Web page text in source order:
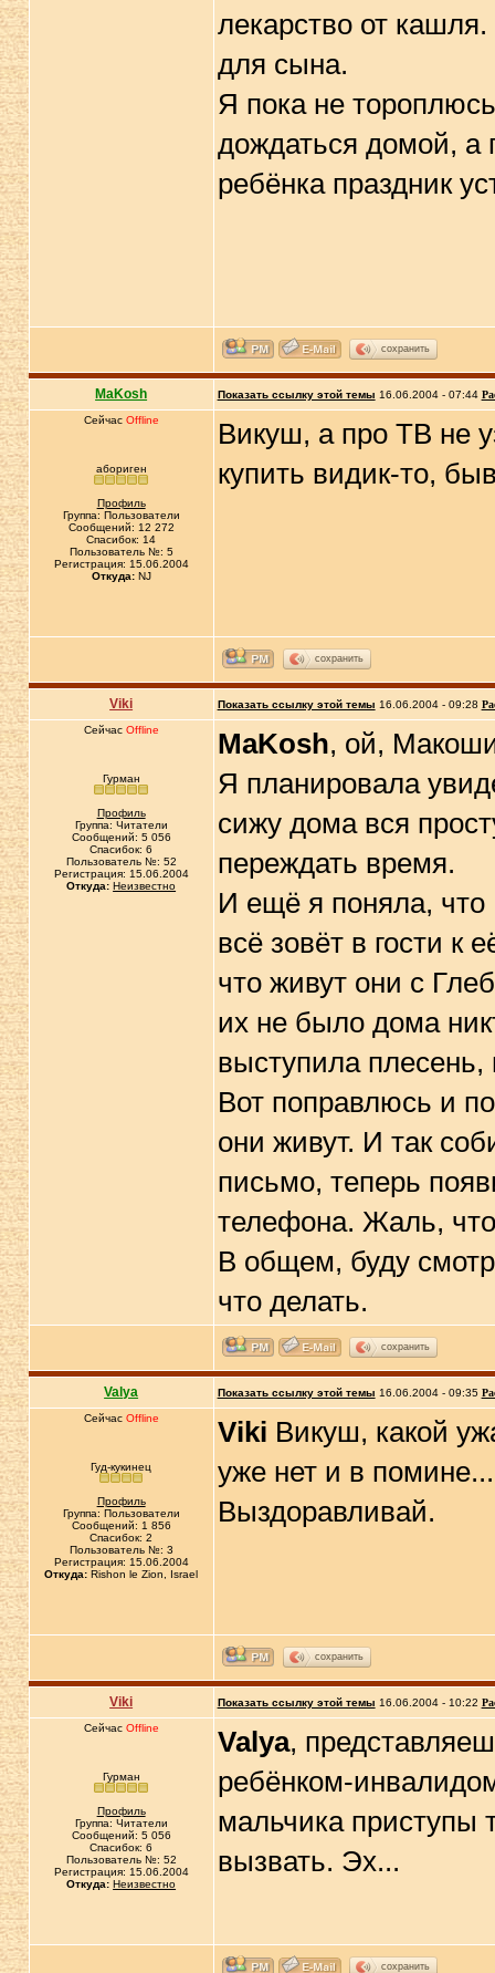
лекарство от
для сына.
Я пока не
дождаться домой, а
ребёнка праздник
сохранить
MaKosh Показать ссылку этой темы 16.06.2004 - 07:44
Сейчас Offline
абориген
Профиль
Группа: Пользователи
Сообщений: 12 272
Спасибок: 14
Пользователь №: 5
Регистрация: 15.06.2004
Откуда:NJ
Викуш, а про ТВ не
купить видик-то,
сохранить
Viki Показать ссылку этой темы 16.06.2004 - 09:28
Сейчас Offline
Гурман
Профиль
Группа: Читатели
Сообщений: 5 056
Спасибок: 6
Пользователь №: 52
Регистрация: 15.06.2004
Откуда: Неизвестно
MaKosh, ой,
Я планировала
сижу дома вся
переждать время.
И ещё я поняла, что
всё зовёт в гости к
что живут они с
их не было дома
выступила
Вот поправлюсь и
они живут. И так
письмо, теперь
телефона. Жаль,
В общем, буду
что делать.
сохранить
Valya Показать ссылку этой темы 16.06.2004 - 09:35
Сейчас Offline
Гуд-кукинец
Профиль
Группа: Пользователи
Сообщений: 1 856
Спасибок: 2
Пользователь №: 3
Регистрация: 15.06.2004
Откуда: Rishon le Zion, Israel
Viki Викуш, какой
уже нет и в помине...
Выздоравливай.
сохранить
Viki Показать ссылку этой темы 16.06.2004 - 10:22
Сейчас Offline
Гурман
Профиль
Группа: Читатели
Сообщений: 5 056
Спасибок: 6
Пользователь №: 52
Регистрация: 15.06.2004
Откуда: Неизвестно
Valya,
ребёнком-
мальчика приступы
вызвать. Эх...
сохранить